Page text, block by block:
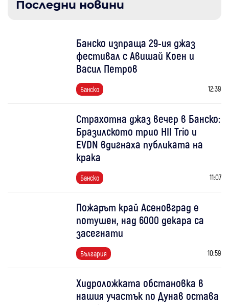
Последни новини
Банско изпраща 29-ия джаз
фестивал с Авишай Коен и
Васил Петров
Банско 12:39
Страхотна джаз вечер в Банско:
Бразилското трио HII Trio и
EVDN вдигнаха публиката на
крака
Банско 11:07
Пожарът край Асеновград е
потушен, над 6000 декара са
засегнати
България 10:59
Хидроложката обстановка в
нашия участък по Дунав остава